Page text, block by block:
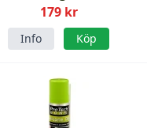
179 kr
Info Köp